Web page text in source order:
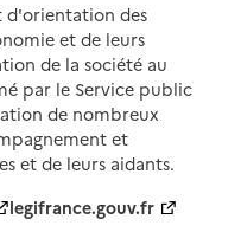
des
et de leurs
de la société au
par le Service public
de nombreux
et
et de leurs aidants.
legifrance.gouv.fr